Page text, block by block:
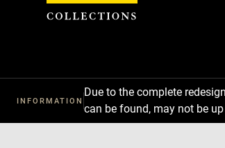
INFORMATION
Due to the complete
can be found, may not be
Cookies management panel